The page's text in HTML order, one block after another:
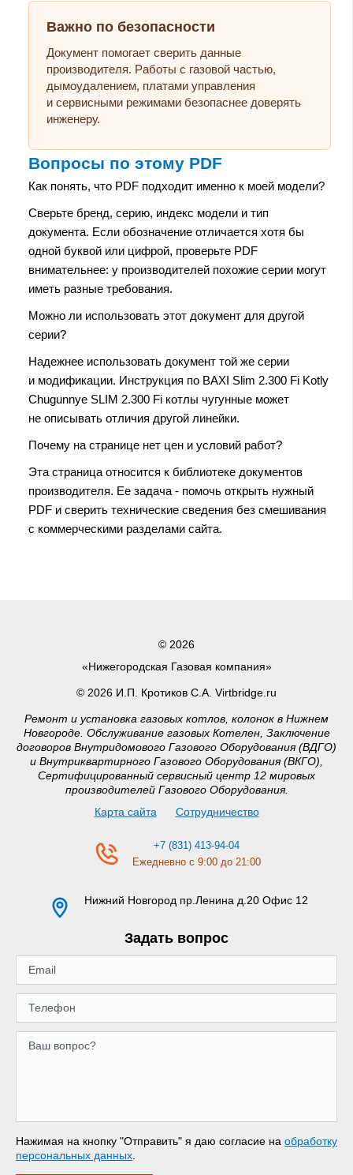
Важно по безопасности
Документ помогает сверить данные
производителя. Работы с газовой частью,
дымоудалением, платами управления
и сервисными режимами безопаснее доверять
инженеру.
Вопросы по этому PDF
Как понять, что PDF подходит именно к моей модели?
Сверьте бренд, серию, индекс модели и тип
документа. Если обозначение отличается хотя бы
одной буквой или цифрой, проверьте PDF
внимательнее: у производителей похожие серии могут
иметь разные требования.
Можно ли использовать этот документ для другой
серии?
Надежнее использовать документ той же серии
и модификации. Инструкция по BAXI Slim 2.300 Fi Kotly
Chugunnye SLIM 2.300 Fi котлы чугунные может
не описывать отличия другой линейки.
Почему на странице нет цен и условий работ?
Эта страница относится к библиотеке документов
производителя. Ее задача - помочь открыть нужный
PDF и сверить технические сведения без смешивания
с коммерческими разделами сайта.
© 2026
«Нижегородская Газовая компания»
© 2026 И.П. Кротиков С.А. Virtbridge.ru
Ремонт и установка газовых котлов, колонок в Нижнем
Новгороде. Обслуживание газовых Котелен, Заключение
договоров Внутридомового Газового Оборудования (ВДГО)
и Внутриквартирного Газового Оборудования (ВКГО),
Сертифицированный сервисный центр 12 мировых
производителей Газового Оборудования.
Карта сайта
Сотрудничество
+7 (831) 413-94-04
Ежедневно с 9:00 до 21:00
Нижний Новгород пр.Ленина д.20 Офис 12
Задать вопрос
Нажимая на кнопку "Отправить" я даю согласие на обработку
персональных данных